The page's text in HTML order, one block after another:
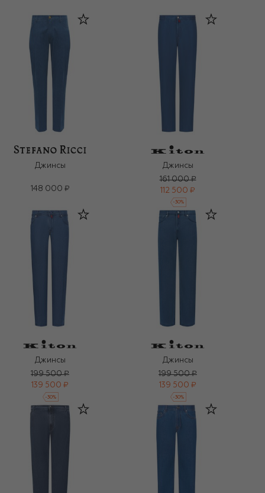
Джинсы
148 000 ₽
Джинсы
161 000 ₽
112 500 ₽
-30%
Джинсы
199 500 ₽
139 500 ₽
-30%
Джинсы
199 500 ₽
139 500 ₽
-30%